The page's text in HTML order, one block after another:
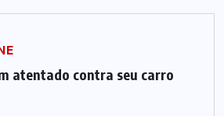
atentado contra seu carro